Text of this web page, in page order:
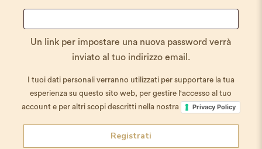
Un link per impostare una nuova password verrà
inviato al tuo indirizzo email.
I tuoi dati personali verranno utilizzati per supportare la tua
esperienza su questo sito web, per gestire l'accesso al tuo
account e per altri scopi descritti nella nostra
Privacy Policy
Registrati